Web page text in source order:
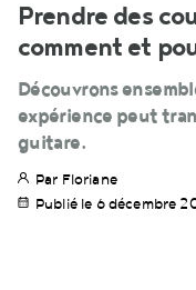
Prendre des
comment et
Découvrons
expérience peut
guitare.
Par Floriane
Publié le 6 décembre